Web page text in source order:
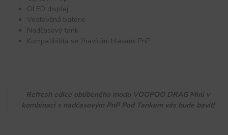
OLED displej
Vestavěná baterie
Nadčasový tank
Kompatibilita se žhavícími hlavami PnP
Refresh edice oblíbeného modu VOOPOO DRAG Mini v
kombinaci s nadčasovým PnP Pod Tankem vás bude bavit!